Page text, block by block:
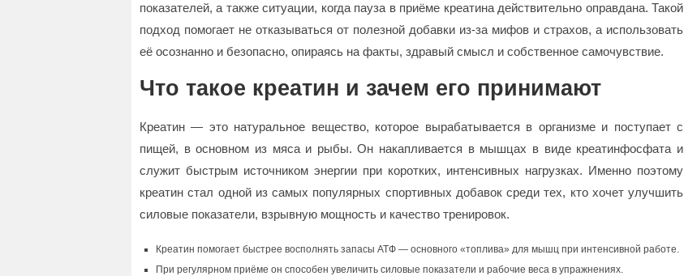
показателей, а также ситуации, когда пауза в приёме креатина действительно оправдана. Такой
подход помогает не отказываться от полезной добавки из-за мифов и страхов, а использовать
её осознанно и безопасно, опираясь на факты, здравый смысл и собственное самочувствие.
Что такое креатин и зачем его принимают
Креатин — это натуральное вещество, которое вырабатывается в организме и поступает с
пищей, в основном из мяса и рыбы. Он накапливается в мышцах в виде креатинфосфата и
служит быстрым источником энергии при коротких, интенсивных нагрузках. Именно поэтому
креатин стал одной из самых популярных спортивных добавок среди тех, кто хочет улучшить
силовые показатели, взрывную мощность и качество тренировок.
Креатин помогает быстрее восполнять запасы АТФ — основного «топлива» для мышц при интенсивной работе.
При регулярном приёме он способен увеличить силовые показатели и рабочие веса в упражнениях.